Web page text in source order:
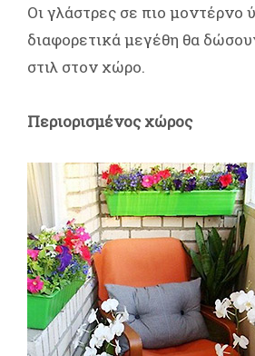
Οι γλάστρες σε πιο μοντέρνο
διαφορετικά μεγέθη θα
στιλ στον χώρο.
Περιορισμένος χώρος